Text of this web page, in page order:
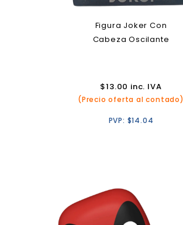
Figura Joker Con
Cabeza Oscilante
$13.00 inc. IVA
(Precio oferta al contado)
PVP: $14.04